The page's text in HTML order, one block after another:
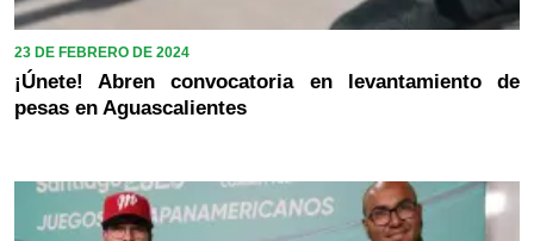
23 DE FEBRERO DE 2024
¡Únete! Abren convocatoria en levantamiento de
pesas en Aguascalientes